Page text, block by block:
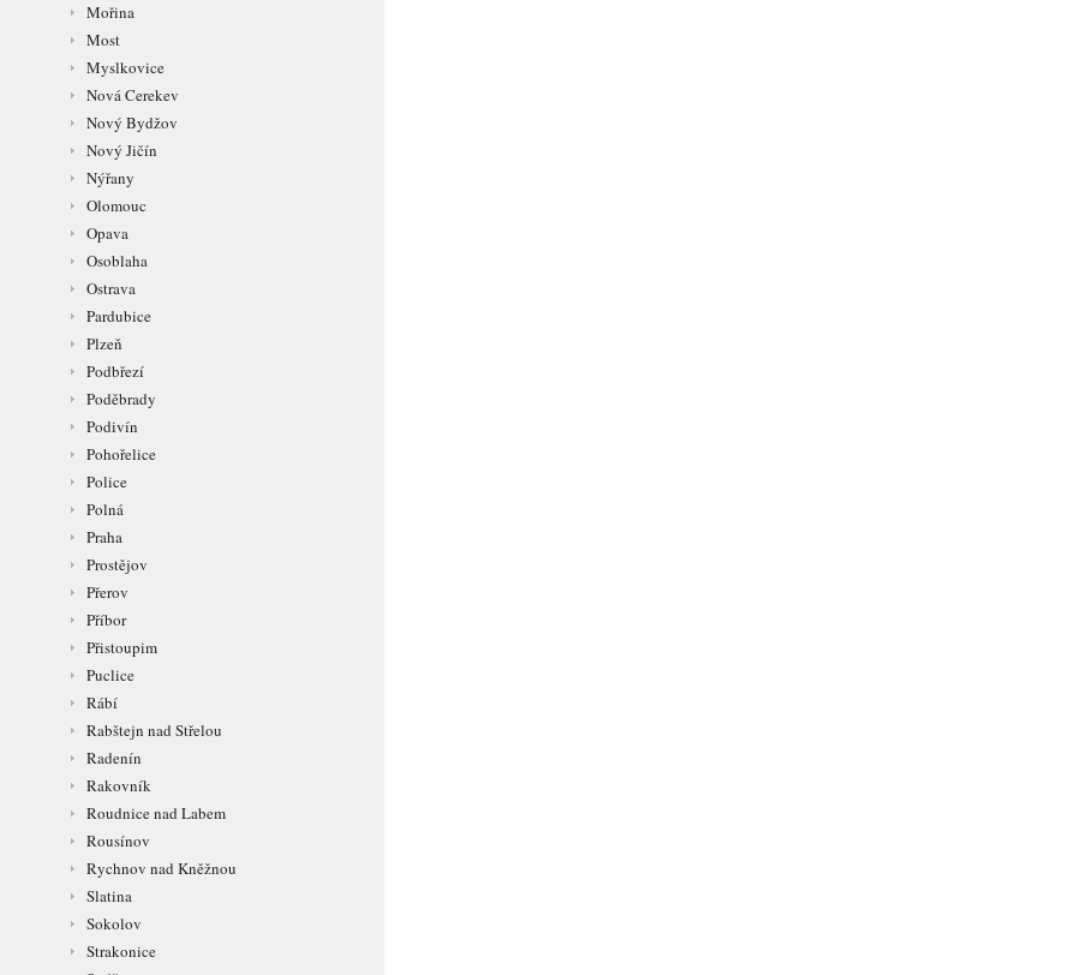
Mořina
Most
Myslkovice
Nová Cerekev
Nový Bydžov
Nový Jičín
Nýřany
Olomouc
Opava
Osoblaha
Ostrava
Pardubice
Plzeň
Podbřezí
Poděbrady
Podivín
Pohořelice
Police
Polná
Praha
Prostějov
Přerov
Příbor
Přistoupim
Puclice
Rábí
Rabštejn nad Střelou
Radenín
Rakovník
Roudnice nad Labem
Rousínov
Rychnov nad Kněžnou
Slatina
Sokolov
Strakonice